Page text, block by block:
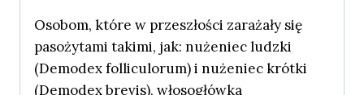
Osobom, które w przeszłości zarażały się
pasożytami takimi, jak: nużeniec ludzki
(Demodex folliculorum) i nużeniec krótki
(Demodex brevis), włosogłówka